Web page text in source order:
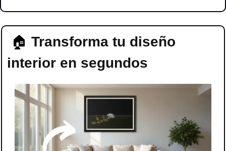
🏠 Transforma tu diseño
interior en segundos